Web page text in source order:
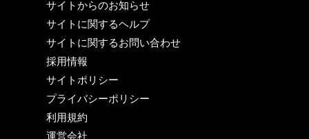
サイトからのお知らせ
サイトに関するヘルプ
サイトに関するお問い合わせ
採用情報
サイトポリシー
プライバシーポリシー
利用規約
運営会社